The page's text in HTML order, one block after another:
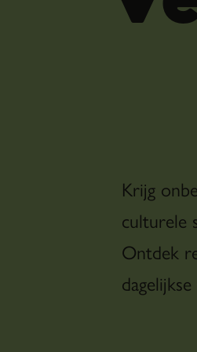
Krijg
culturele
Ontdek